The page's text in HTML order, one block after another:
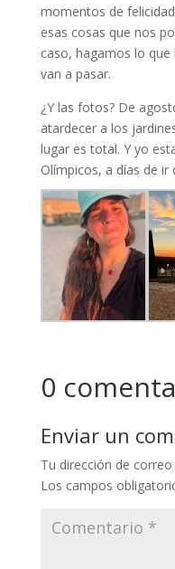
momentos de
esas cosas que nos
caso, hagamos lo
van a pasar.
¿Y las fotos? De
atardecer a los
lugar es total. Y yo
Olímpicos, a días de ir
0
Enviar un
Tu dirección de
Los campos